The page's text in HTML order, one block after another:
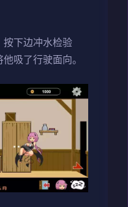
按下边冲水检验
吸了行驶面向。